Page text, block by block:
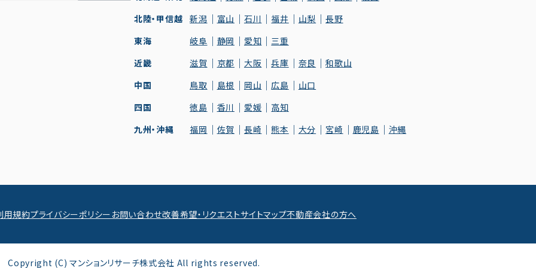
北陸・甲信越
新潟 富山 石川 福井 山梨
長野
東海
岐阜 静岡 愛知
三重
近畿
滋賀 京都 大阪 兵庫 奈良
和歌山
中国
鳥取 島根 岡山 広島
山口
四国
徳島 香川 愛媛
高知
九州・沖縄
福岡 佐賀 長崎 熊本 大分 宮崎 鹿児島 沖縄
用規約プライバシーポリシー お問い合わせ改善希望・リクエストサイトマップ不動産会社の方へ
Copyright (C) マンションリサーチ株式会社 All rights reserved.